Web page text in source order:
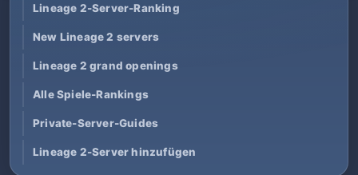
Lineage 2-Server-Ranking
New Lineage 2 servers
Lineage 2 grand openings
Alle Spiele-Rankings
Private-Server-Guides
Lineage 2-Server hinzufügen